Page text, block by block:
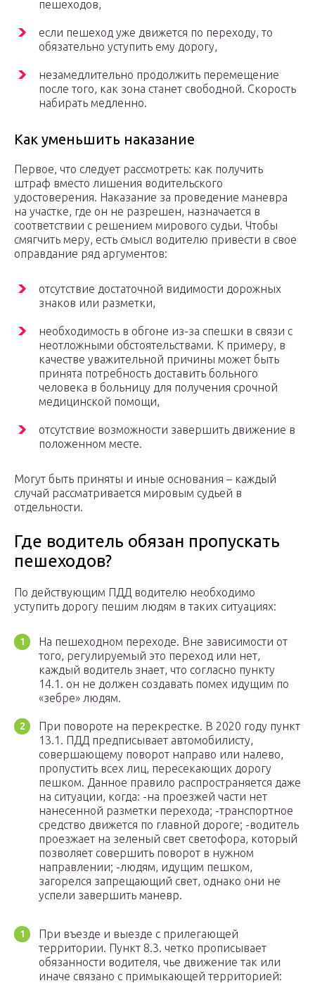
пешеходов,
если пешеход уже движется по переходу, то
обязательно уступить ему дорогу,
незамедлительно продолжить перемещение
после того, как зона станет свободной. Скорость
набирать медленно.
Как уменьшить наказание
Первое, что следует рассмотреть: как получить
штраф вместо лишения водительского
удостоверения. Наказание за проведение маневра
на участке, где он не разрешен, назначается в
соответствии с решением мирового судьи. Чтобы
смягчить меру, есть смысл водителю привести в свое
оправдание ряд аргументов:
отсутствие достаточной видимости дорожных
знаков или разметки,
необходимость в обгоне из-за спешки в связи с
неотложными обстоятельствами. К примеру, в
качестве уважительной причины может быть
принята потребность доставить больного
человека в больницу для получения срочной
медицинской помощи,
отсутствие возможности завершить движение в
положенном месте.
Могут быть приняты и иные основания – каждый
случай рассматривается мировым судьей в
отдельности.
Где водитель обязан пропускать
пешеходов?
По действующим ПДД водителю необходимо
уступить дорогу пешим людям в таких ситуациях:
На пешеходном переходе. Вне зависимости от
того, регулируемый это переход или нет,
каждый водитель знает, что согласно пункту
14.1. он не должен создавать помех идущим по
«зебре» людям.
При повороте на перекрестке. В 2020 году пункт
13.1. ПДД предписывает автомобилисту,
совершающему поворот направо или налево,
пропустить всех лиц, пересекающих дорогу
пешком. Данное правило распространяется даже
на ситуации, когда: -на проезжей части нет
нанесенной разметки перехода; -транспортное
средство движется по главной дороге; -водитель
проезжает на зеленый свет светофора, который
позволяет совершить поворот в нужном
направлении; -людям, идущим пешком,
загорелся запрещающий свет, однако они не
успели завершить маневр.
При въезде и выезде с прилегающей
территории. Пункт 8.3. четко прописывает
обязанности водителя, чье движение так или
иначе связано с примыкающей территорией: